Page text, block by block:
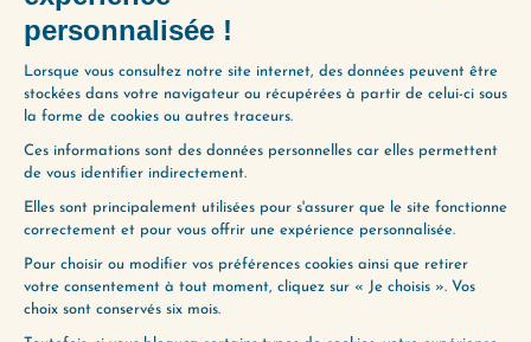
correspondent le mieux à vos
préoccupations du moment.
Obtenez-le gratuitement en
cliquant ci-dessous :
JE LE VEUX